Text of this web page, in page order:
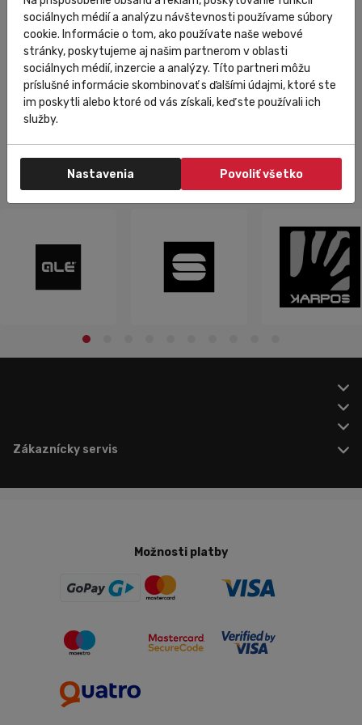
60 485,25 Ft
30 242,63 Ft Do košíka
Zákaznícky servis
Možnosti platby
sociálnych médií a analýzu návštevnosti používame súbory
cookie. Informácie o tom, ako používate naše webové
stránky, poskytujeme aj našim partnerom v oblasti
sociálnych médií, inzercie a analýzy. Títo partneri môžu
príslušné informácie skombinovať s ďalšími údajmi, ktoré ste
im poskytli alebo ktoré od vás získali, keď ste používali ich
služby.
Nastavenia Povoliť všetko